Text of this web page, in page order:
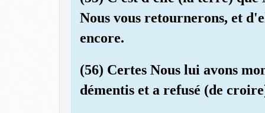
Nous vous retournerons, et
encore.
(56) Certes Nous lui avons
démentis et a refusé (de